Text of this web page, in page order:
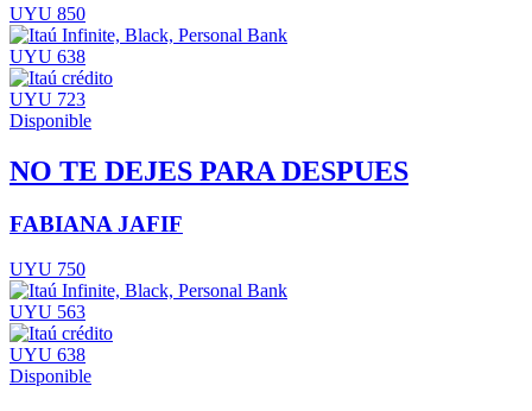
UYU 850
UYU 638
UYU 723
Disponible
NO TE DEJES PARA DESPUES
FABIANA JAFIF
UYU 750
UYU 563
UYU 638
Disponible